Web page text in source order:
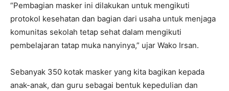
“Pembagian masker ini dilakukan untuk mengikuti
protokol kesehatan dan bagian dari usaha untuk menjaga
komunitas sekolah tetap sehat dalam mengikuti
pembelajaran tatap muka nanyinya,” ujar Wako Irsan.
Sebanyak 350 kotak masker yang kita bagikan kepada
anak-anak, dan guru sebagai bentuk kepedulian dan